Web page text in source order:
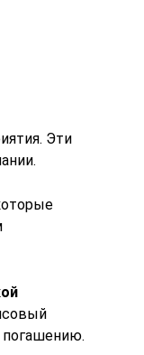
Эти
погашению.